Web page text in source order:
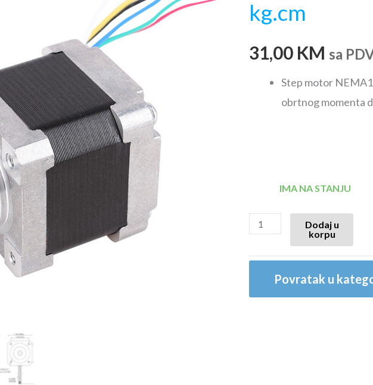
kg.cm
31,00 KM sa
Step motor
obrtnog momenta
IMA NA STANJU
17,
1.68
5.0
količina
Dodaj u
korpu
Povratak u